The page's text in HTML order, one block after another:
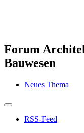
Forum
Bauwesen
Neues Thema
RSS-Feed